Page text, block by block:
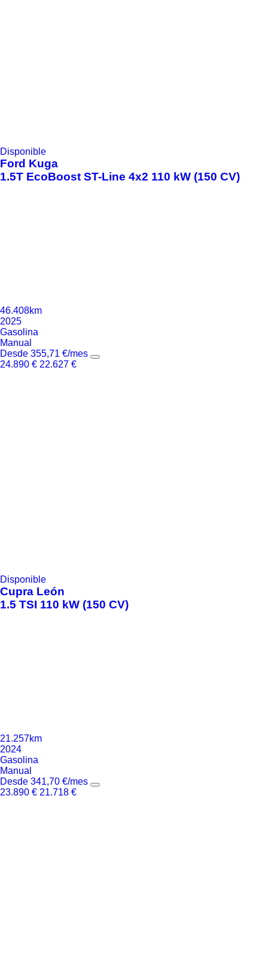
Disponible
Ford Kuga
1.5T EcoBoost ST-Line 4x2 110 kW (150 CV)
46.408km
2025
Gasolina
Manual
Desde 355,71 €/mes
24.890 € 22.627 €
Disponible
Cupra León
1.5 TSI 110 kW (150 CV)
21.257km
2024
Gasolina
Manual
Desde 341,70 €/mes
23.890 € 21.718 €